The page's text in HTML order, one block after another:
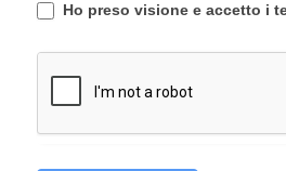
Ho preso visione e accetto i